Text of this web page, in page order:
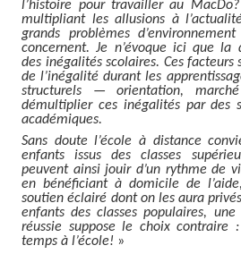
l’histoire pour travailler au
multipliant les allusions à
grands problèmes
concernent. Je n’évoque ici que la
des inégalités scolaires. Ces
de l’inégalité durant les
structurels — orientation,
démultiplier ces inégalités par des
académiques.
Sans doute l’école à distance
enfants issus des classes
peuvent ainsi jouir d’un rythme de
en bénéficiant à domicile de
soutien éclairé dont on les aura
enfants des classes populaires,
réussie suppose le choix contraire
temps à l’école! »